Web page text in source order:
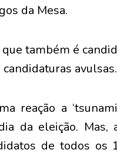
da Mesa.
também é
avulsas.
reação a
da eleição.
de todos os